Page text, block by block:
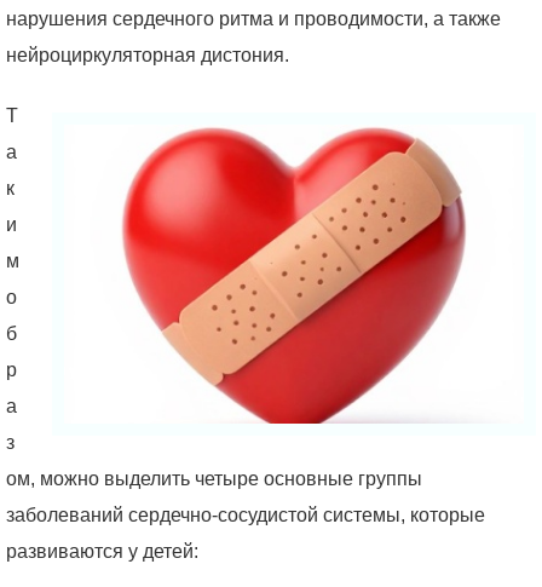
нарушения сердечного ритма и проводимости, а также
нейроциркуляторная дистония.
Т
а
к
и
м
о
б
р
а
з
ом, можно выделить четыре основные группы
заболеваний сердечно-сосудистой системы, которые
развиваются у детей: